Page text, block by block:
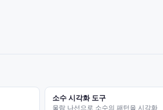
소수 시각화 도구
울람 나선으로 소수의 패턴을 시각화